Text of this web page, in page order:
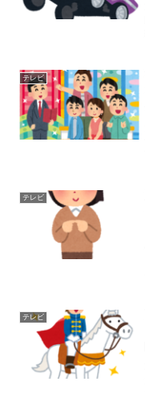
テレビ
テレビ
テレビ